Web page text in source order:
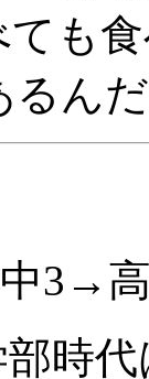
も
るん
中3→
時